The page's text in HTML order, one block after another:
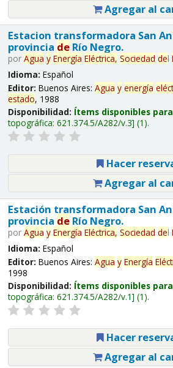
Agregar al
Estacion transformadora San
provincia deRío Negro.
por Agua y Energía Eléctrica, Sociedad del
Idioma: Español
Editor: Buenos Aires: Agua y energía
estado, 1988
Disponibilidad: Ítems disponibles
topográfica: 621.374.5/A282/v.3 (1).
Hacer
Agregar al
Estación transformadora San
provincia deRío Negro.
por Agua y Energía Eléctrica, Sociedad del
Idioma: Español
Editor: Buenos Aires: Agua y Energía
1998
Disponibilidad: Ítems disponibles
topográfica: 621.374.5/A282/v.1 (1).
Hacer
Agregar al